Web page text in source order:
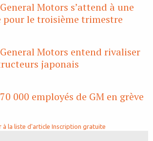
Motors s’attend à une
pour le troisième trimestre
Motors entend rivaliser
japonais
000 employés de GM en grève
à la liste d'article Inscription gratuite